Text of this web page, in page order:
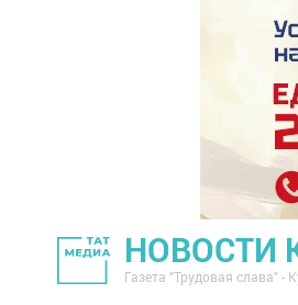
НОВОСТИ
Газета "Трудовая слава" -